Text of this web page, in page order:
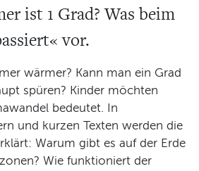
ist 1 Grad? Was beim
vor.
wärmer? Kann man ein Grad
spüren? Kinder möchten
bedeutet. In
und kurzen Texten werden die
Warum gibt es auf der Erde
Wie funktioniert der